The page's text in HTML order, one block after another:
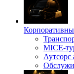
MICE-
Аутсорс